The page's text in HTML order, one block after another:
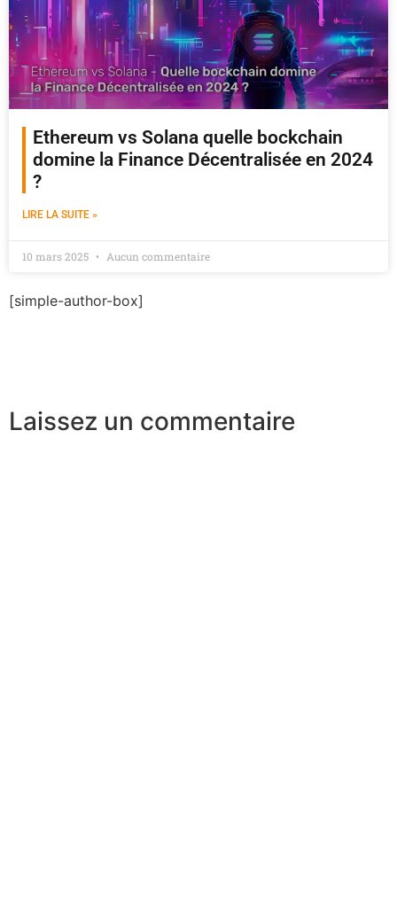
Ethereum vs Solana quelle bockchain
domine la Finance Décentralisée en 2024
?
LIRE LA SUITE »
10 mars 2025 Aucun commentaire
[simple-author-box]
Laissez un commentaire